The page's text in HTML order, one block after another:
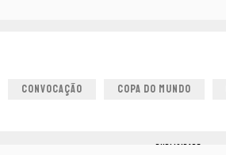
CONVOCAÇÃO COPA DO MUNDO
PUBLICIDADE